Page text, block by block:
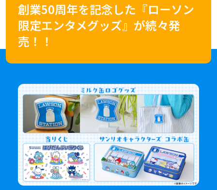
創業50周年を記念した『ローソン
限定エンタメグッズ』が続々発
売！！